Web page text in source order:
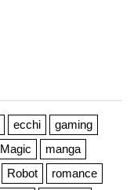
ecchi
gaming
Magic
manga
Robot
romance